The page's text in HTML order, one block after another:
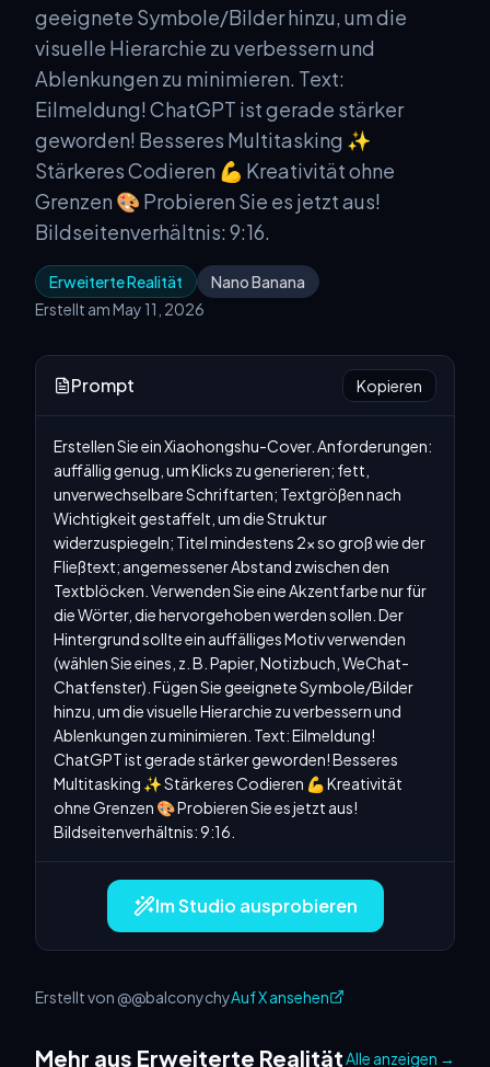
geeignete Symbole/Bilder hinzu, um die
visuelle Hierarchie zu verbessern und
Ablenkungen zu minimieren. Text:
Eilmeldung! ChatGPT ist gerade stärker
geworden! Besseres Multitasking ✨
Stärkeres Codieren 💪 Kreativität ohne
Grenzen 🎨 Probieren Sie es jetzt aus!
Bildseitenverhältnis: 9:16.
Erweiterte Realität
Nano Banana
Erstellt am May 11, 2026
Prompt Kopieren
Erstellen Sie ein Xiaohongshu-Cover. Anforderungen:
auffällig genug, um Klicks zu generieren; fett,
unverwechselbare Schriftarten; Textgrößen nach
Wichtigkeit gestaffelt, um die Struktur
widerzuspiegeln; Titel mindestens 2× so groß wie der
Fließtext; angemessener Abstand zwischen den
Textblöcken. Verwenden Sie eine Akzentfarbe nur für
die Wörter, die hervorgehoben werden sollen. Der
Hintergrund sollte ein auffälliges Motiv verwenden
(wählen Sie eines, z. B. Papier, Notizbuch, WeChat-
Chatfenster). Fügen Sie geeignete Symbole/Bilder
hinzu, um die visuelle Hierarchie zu verbessern und
Ablenkungen zu minimieren. Text: Eilmeldung!
ChatGPT ist gerade stärker geworden! Besseres
Multitasking ✨ Stärkeres Codieren 💪 Kreativität
ohne Grenzen 🎨 Probieren Sie es jetzt aus!
Bildseitenverhältnis: 9:16.
Im Studio ausprobieren
Erstellt von @@balconychyAuf X ansehen
Mehr aus Erweiterte RealitätAlle anzeigen →